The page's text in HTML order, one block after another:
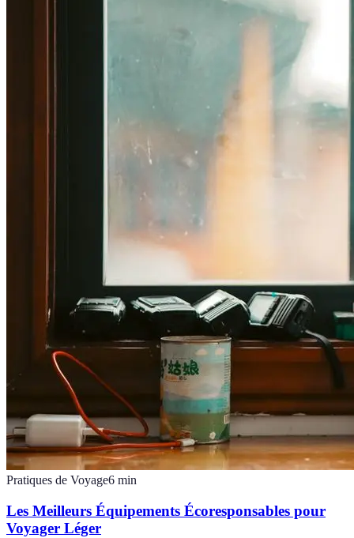
Pratiques de Voyage6 min
Les Meilleurs Équipements Écoresponsables pour
Voyager Léger